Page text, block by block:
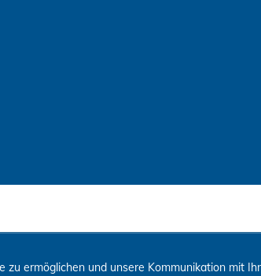
ermöglichen und unsere Kommunikation mit